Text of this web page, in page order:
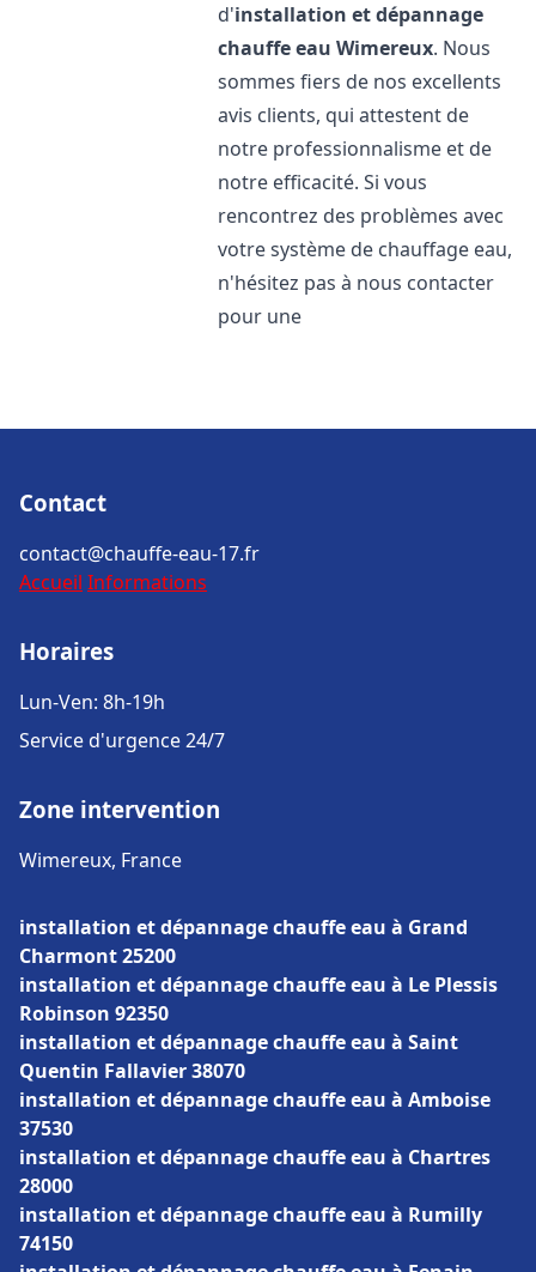
d'installation et dépannage
chauffe eau Wimereux. Nous
sommes fiers de nos excellents
avis clients, qui attestent de
notre professionnalisme et de
notre efficacité. Si vous
rencontrez des problèmes avec
votre système de chauffage eau,
n'hésitez pas à nous contacter
pour une
Contact
contact@chauffe-eau-17.fr
Accueil Informations
Horaires
Lun-Ven: 8h-19h
Service d'urgence 24/7
Zone intervention
Wimereux, France
installation et dépannage chauffe eau à Grand
Charmont 25200
installation et dépannage chauffe eau à Le Plessis
Robinson 92350
installation et dépannage chauffe eau à Saint
Quentin Fallavier 38070
installation et dépannage chauffe eau à Amboise
37530
installation et dépannage chauffe eau à Chartres
28000
installation et dépannage chauffe eau à Rumilly
74150